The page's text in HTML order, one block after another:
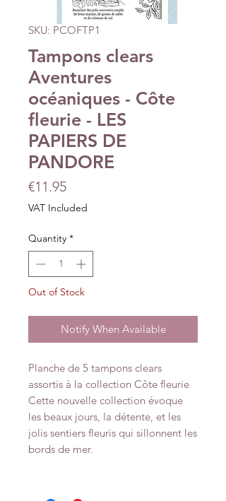
SKU: PCOFTP1
Tampons clears
Aventures
océaniques - Côte
fleurie - LES
PAPIERS DE
PANDORE
€11.95Price
VAT Included
Quantity *
Out of Stock
Notify When Available
Planche de 5 tampons clears
assortis à la collection Côte fleurie
Cette nouvelle collection évoque
les beaux jours, la détente, et les
jolis sentiers fleuris qui sillonnent les
bords de mer.